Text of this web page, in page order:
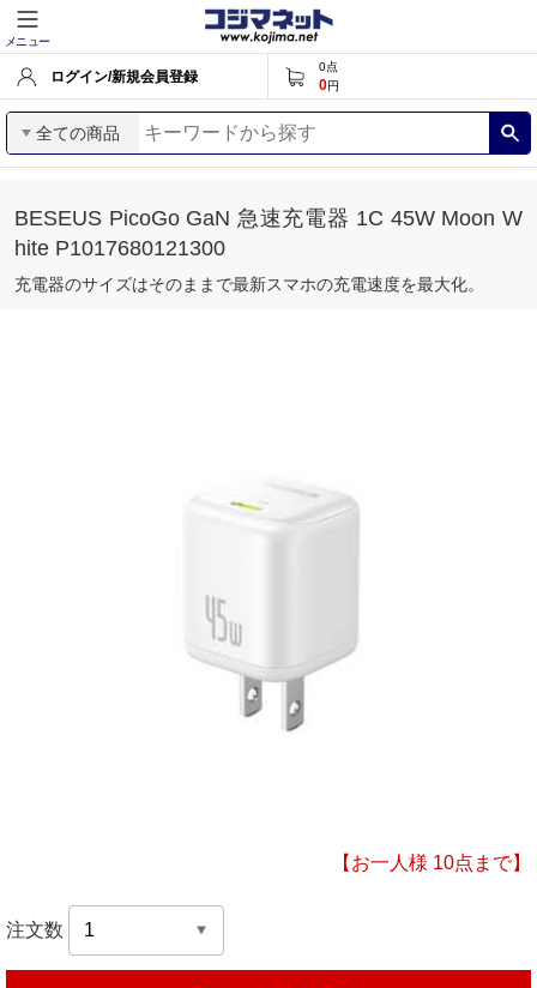
メニュー
ログイン/新規会員登録
0点
0円
全ての商品
BESEUS PicoGo GaN 急速充電器 1C 45W Moon W
hite P1017680121300
充電器のサイズはそのままで最新スマホの充電速度を最大化。
【お一人様 10点まで】
注文数